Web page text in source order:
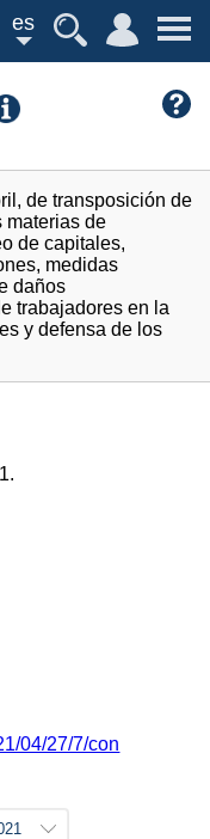
es
de transposición de
materias de
de capitales,
medidas
daños
trabajadores en la
y defensa de los
04/27/7/con